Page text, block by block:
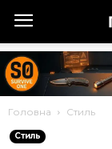
Головна Стиль
Стиль